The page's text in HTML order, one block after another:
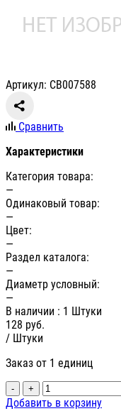
Артикул: СВ007588
Сравнить
Характеристики
Категория товара:
—
Одинаковый товар:
—
Цвет:
—
Раздел каталога:
—
Диаметр условный:
—
В наличии : 1 Штуки
128 руб.
/ Штуки
Заказ от 1 единиц
- +
Добавить в корзину